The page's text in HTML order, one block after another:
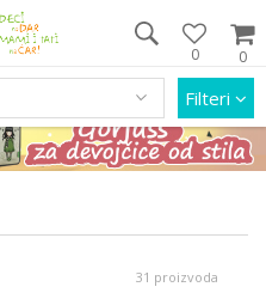
0
0
i 011/452 92 40
Filteri
31 proizvoda